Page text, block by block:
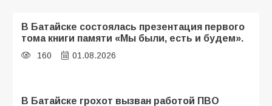
В Батайске состоялась презентация первого
тома книги памяти «Мы были, есть и будем».
160 01.08.2026
В Батайске грохот вызван работой ПВО